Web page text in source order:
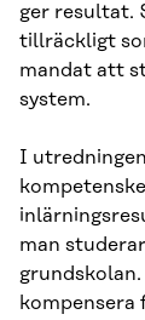
ger resultat.
tillräckligt
mandat att
system.
I
man